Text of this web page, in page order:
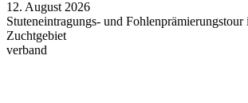
12. August 2026
Stuteneintragungs- und Fohlenprämierungstour
Zuchtgebiet
verband